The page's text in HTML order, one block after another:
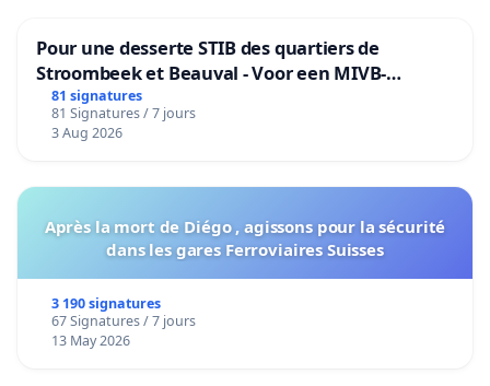
Pour une desserte STIB des quartiers de
Stroombeek et Beauval - Voor een MIVB-
bediening van de wijken Strombeek en Het
Voor
81 signatures
81 Signatures / 7 jours
3 Aug 2026
Après la mort de Diégo , agissons pour la sécurité
dans les gares Ferroviaires Suisses
3 190 signatures
67 Signatures / 7 jours
13 May 2026